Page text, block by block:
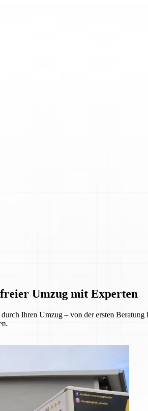
Umzug mit Experten
Ihren Umzug – von der ersten